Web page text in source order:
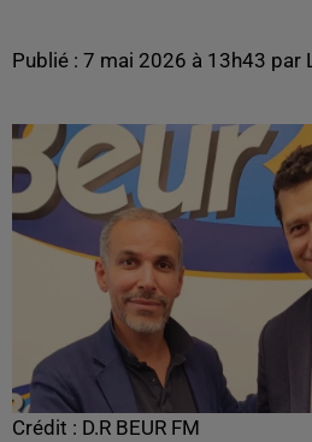
Publié : 7 mai 2026 à 13h43 par
Crédit : D.R BEUR FM